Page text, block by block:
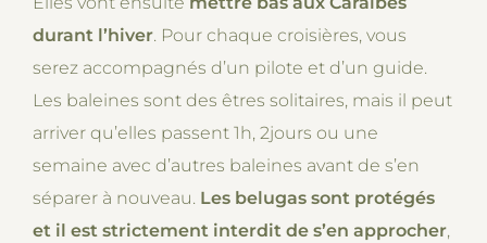
durant l’hiver. Pour chaque croisières, vous
serez accompagnés d’un pilote et d’un guide.
Les baleines sont des êtres solitaires, mais il peut
arriver qu’elles passent 1h, 2jours ou une
semaine avec d’autres baleines avant de s’en
séparer à nouveau. Les belugas sont protégés
et il est strictement interdit de s’en approcher,